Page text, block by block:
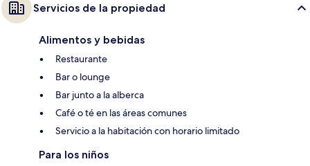
Servicios de la propiedad
Alimentos y bebidas
Restaurante
Bar o lounge
Bar junto a la alberca
Café o té en las áreas comunes
Servicio a la habitación con horario limitado
Para los niños